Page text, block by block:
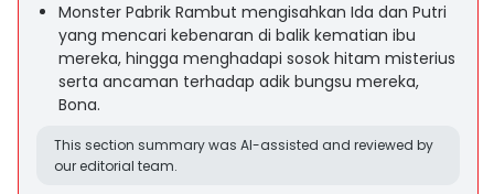
Monster Pabrik Rambut mengisahkan Ida dan Putri
yang mencari kebenaran di balik kematian ibu
mereka, hingga menghadapi sosok hitam misterius
serta ancaman terhadap adik bungsu mereka,
Bona.
This section summary was AI-assisted and reviewed by
our editorial team.